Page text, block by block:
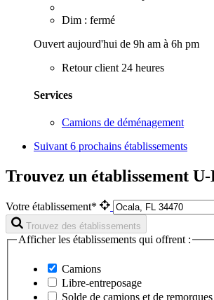
Dim : fermé
Ouvert aujourd'hui de 9h am à 6h pm
Retour client 24 heures
Services
Camions de déménagement
Suivant 6 prochains établissements
Trouvez un établissement
Votre établissement*
Trouvez des établissements
Afficher les établissements qui offrent :
Camions
Libre-entreposage
Solde de camions et de remorques